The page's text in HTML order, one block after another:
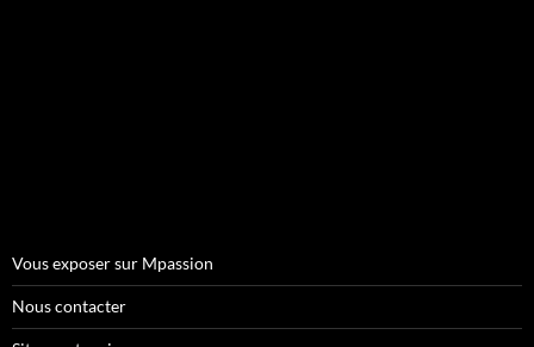
Vous exposer sur Mpassion
Nous contacter